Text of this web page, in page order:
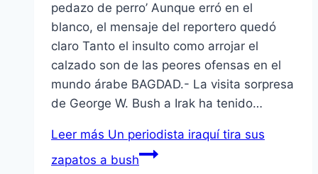
pedazo de perro’ Aunque erró en el
blanco, el mensaje del reportero quedó
claro Tanto el insulto como arrojar el
calzado son de las peores ofensas en el
mundo árabe BAGDAD.- La visita sorpresa
de George W. Bush a Irak ha tenido…
Leer más Un periodista iraquí­ tira sus
zapatos a bush